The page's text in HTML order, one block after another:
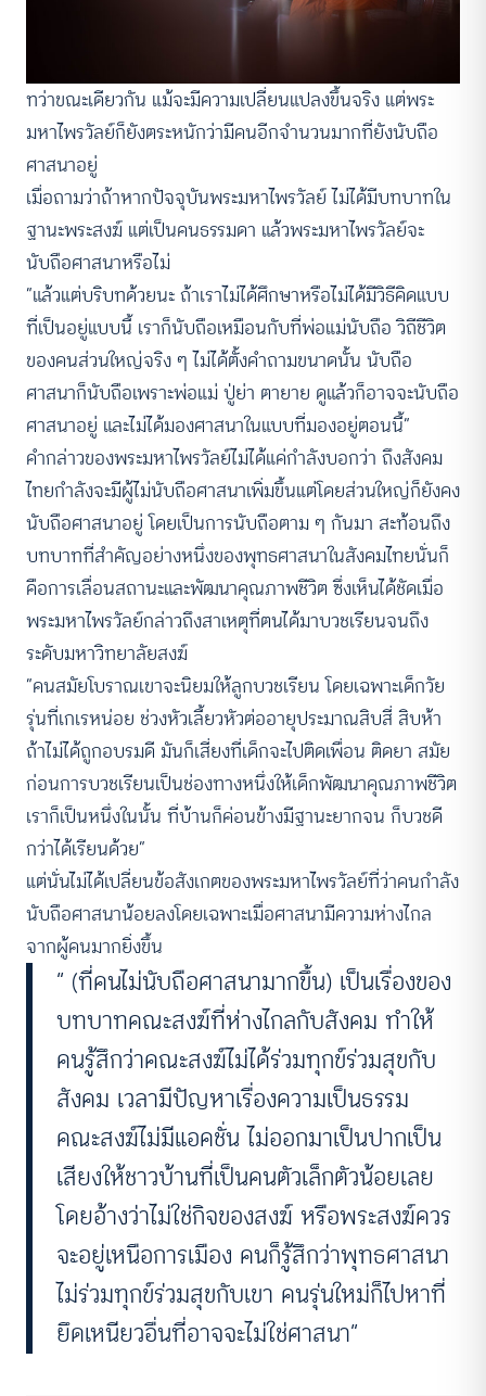
ทว่าขณะเดียวกัน แม้จะมีความเปลี่ยนแปลงขึ้นจริง แต่พระ
มหาไพรวัลย์ก็ยังตระหนักว่ามีคนอีกจำนวนมากที่ยังนับถือ
ศาสนาอยู่
เมื่อถามว่าถ้าหากปัจจุบันพระมหาไพรวัลย์ ไม่ได้มีบทบาทใน
ฐานะพระสงฆ์ แต่เป็นคนธรรมดา แล้วพระมหาไพรวัลย์จะ
นับถือศาสนาหรือไม่
“แล้วแต่บริบทด้วยนะ ถ้าเราไม่ได้ศึกษาหรือไม่ได้มีวิธีคิดแบบ
ที่เป็นอยู่แบบนี้ เราก็นับถือเหมือนกับที่พ่อแม่นับถือ วิถีชีวิต
ของคนส่วนใหญ่จริง ๆ ไม่ได้ตั้งคำถามขนาดนั้น นับถือ
ศาสนาก็นับถือเพราะพ่อแม่ ปู่ย่า ตายาย ดูแล้วก็อาจจะนับถือ
ศาสนาอยู่ และไม่ได้มองศาสนาในแบบที่มองอยู่ตอนนี้”
คำกล่าวของพระมหาไพรวัลย์ไม่ได้แค่กำลังบอกว่า ถึงสังคม
ไทยกำลังจะมีผู้ไม่นับถือศาสนาเพิ่มขึ้นแต่โดยส่วนใหญ่ก็ยังคง
นับถือศาสนาอยู่ โดยเป็นการนับถือตาม ๆ กันมา สะท้อนถึง
บทบาทที่สำคัญอย่างหนึ่งของพุทธศาสนาในสังคมไทยนั่นก็
คือการเลื่อนสถานะและพัฒนาคุณภาพชีวิต ซึ่งเห็นได้ชัดเมื่อ
พระมหาไพรวัลย์กล่าวถึงสาเหตุที่ตนได้มาบวชเรียนจนถึง
ระดับมหาวิทยาลัยสงฆ์
“คนสมัยโบราณเขาจะนิยมให้ลูกบวชเรียน โดยเฉพาะเด็กวัย
รุ่นที่เกเรหน่อย ช่วงหัวเลี้ยวหัวต่ออายุประมาณสิบสี่ สิบห้า
ถ้าไม่ได้ถูกอบรมดี มันก็เสี่ยงที่เด็กจะไปติดเพื่อน ติดยา สมัย
ก่อนการบวชเรียนเป็นช่องทางหนึ่งให้เด็กพัฒนาคุณภาพชีวิต
เราก็เป็นหนึ่งในนั้น ที่บ้านก็ค่อนข้างมีฐานะยากจน ก็บวชดี
กว่าได้เรียนด้วย”
แต่นั่นไม่ได้เปลี่ยนข้อสังเกตของพระมหาไพรวัลย์ที่ว่าคนกำลัง
นับถือศาสนาน้อยลงโดยเฉพาะเมื่อศาสนามีความห่างไกล
จากผู้คนมากยิ่งขึ้น
“ (ที่คนไม่นับถือศาสนามากขึ้น) เป็นเรื่องของ
บทบาทคณะสงฆ์ที่ห่างไกลกับสังคม ทำให้
คนรู้สึกว่าคณะสงฆ์ไม่ได้ร่วมทุกข์ร่วมสุขกับ
สังคม เวลามีปัญหาเรื่องความเป็นธรรม
คณะสงฆ์ไม่มีแอคชั่น ไม่ออกมาเป็นปากเป็น
เสียงให้ชาวบ้านที่เป็นคนตัวเล็กตัวน้อยเลย
โดยอ้างว่าไม่ใช่กิจของสงฆ์ หรือพระสงฆ์ควร
จะอยู่เหนือการเมือง คนก็รู้สึกว่าพุทธศาสนา
ไม่ร่วมทุกข์ร่วมสุขกับเขา คนรุ่นใหม่ก็ไปหาที่
ยึดเหนียวอื่นที่อาจจะไม่ใช่ศาสนา”